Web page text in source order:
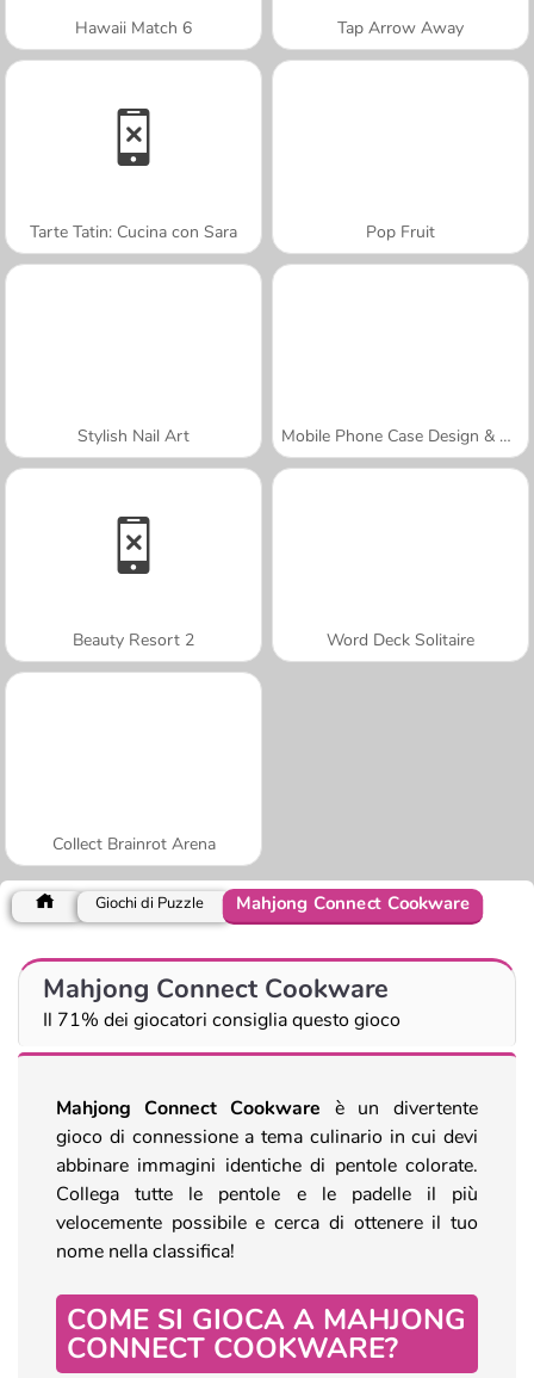
Hawaii Match 6 Tap Arrow Away
Tarte Tatin: Cucina con Sara Pop Fruit
Stylish Nail Art Mobile Phone Case Design & DIY
Beauty Resort 2 Word Deck Solitaire
Collect Brainrot Arena
Giochi di Puzzle Mahjong Connect Cookware
Mahjong Connect Cookware
Il 71% dei giocatori consiglia questo gioco
Mahjong Connect Cookware è un divertente
gioco di connessione a tema culinario in cui devi
abbinare immagini identiche di pentole colorate.
Collega tutte le pentole e le padelle il più
velocemente possibile e cerca di ottenere il tuo
nome nella classifica!
COME SI GIOCA A MAHJONG
CONNECT COOKWARE?